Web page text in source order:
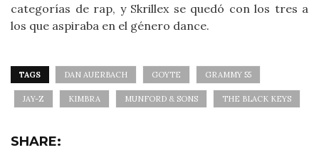
categorías de rap, y Skrillex se quedó con los tres a
los que aspiraba en el género dance.
TAGS DAN AUERBACH GOYTE GRAMMY 55
JAY-Z KIMBRA MUNFORD & SONS THE BLACK KEYS
SHARE: